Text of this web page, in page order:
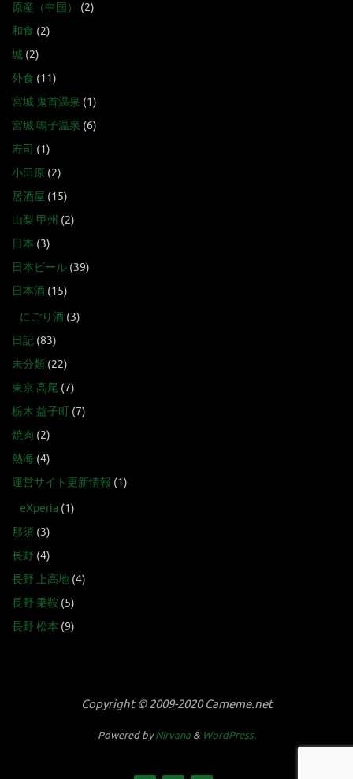
原産（中国）
(2)
和食 (2)
城 (2)
外食 (11)
宮城 鬼首温泉 (1)
宮城 鳴子温泉 (6)
寿司 (1)
小田原 (2)
居酒屋 (15)
山梨 甲州 (2)
日本 (3)
日本ビール (39)
日本酒 (15)
にごり酒 (3)
日記 (83)
未分類 (22)
東京 高尾 (7)
栃木 益子町 (7)
焼肉 (2)
熱海 (4)
運営サイト更新情報 (1)
eXperia (1)
那須 (3)
長野 (4)
長野 上高地 (4)
長野 乗鞍 (5)
長野 松本 (9)
Copyright © 2009-2020 Cameme.net
Powered byNirvana& WordPress.